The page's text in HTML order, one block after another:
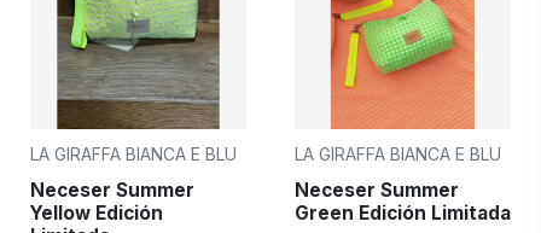
LA GIRAFFA BIANCA E BLU
Neceser Summer
Yellow Edición
LA GIRAFFA BIANCA E BLU
Neceser Summer
Green Edición Limitada